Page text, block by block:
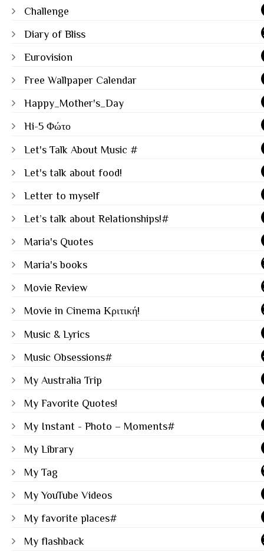
Challenge
Diary of Bliss
Eurovision
Free Wallpaper Calendar
Happy_Mother's_Day
Hi-5 Φώτο
Let's Talk About Music #
Let's talk about food!
Letter to myself
Let’s talk about Relationships!#
Maria's Quotes
Maria's books
Movie Review
Movie in Cinema Κριτική!
Music & Lyrics
Music Obsessions#
My Australia Trip
My Favorite Quotes!
My Instant - Photo – Moments#
My Library
My Tag
My YouTube Videos
My favorite places#
My flashback